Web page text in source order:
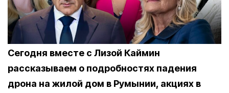
Сегодня вместе с Лизой Каймин
рассказываем о подробностях падения
дрона на жилой дом в Румынии, акциях в